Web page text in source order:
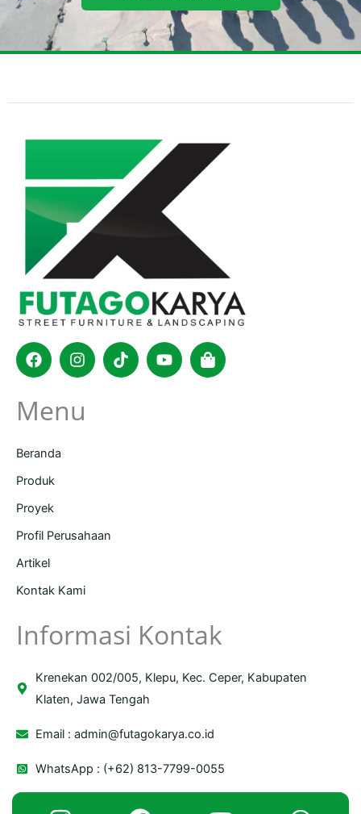
FacebookInstagram
TiktokYoutubeShopping-
bag
Menu
Beranda
Produk
Proyek
Profil Perusahaan
Artikel
Kontak Kami
Informasi Kontak
Krenekan 002/005, Klepu, Kec. Ceper, Kabupaten
Klaten, Jawa Tengah
Email :admin@futagokarya.co.id
WhatsApp : (+62) 813-7799-0055